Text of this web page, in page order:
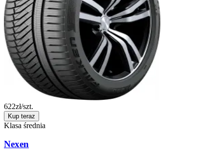
622zł/szt.
Kup teraz
Klasa średnia
Nexen